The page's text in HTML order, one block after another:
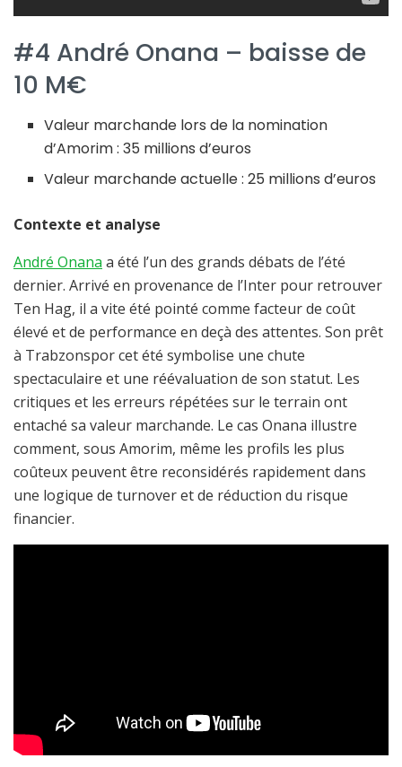
#4 André Onana – baisse de
10 M€
Valeur marchande lors de la nomination
d’Amorim : 35 millions d’euros
Valeur marchande actuelle : 25 millions d’euros
Contexte et analyse
André Onana a été l’un des grands débats de l’été
dernier. Arrivé en provenance de l’Inter pour retrouver
Ten Hag, il a vite été pointé comme facteur de coût
élevé et de performance en deçà des attentes. Son prêt
à Trabzonspor cet été symbolise une chute
spectaculaire et une réévaluation de son statut. Les
critiques et les erreurs répétées sur le terrain ont
entaché sa valeur marchande. Le cas Onana illustre
comment, sous Amorim, même les profils les plus
coûteux peuvent être reconsidérés rapidement dans
une logique de turnover et de réduction du risque
financier.